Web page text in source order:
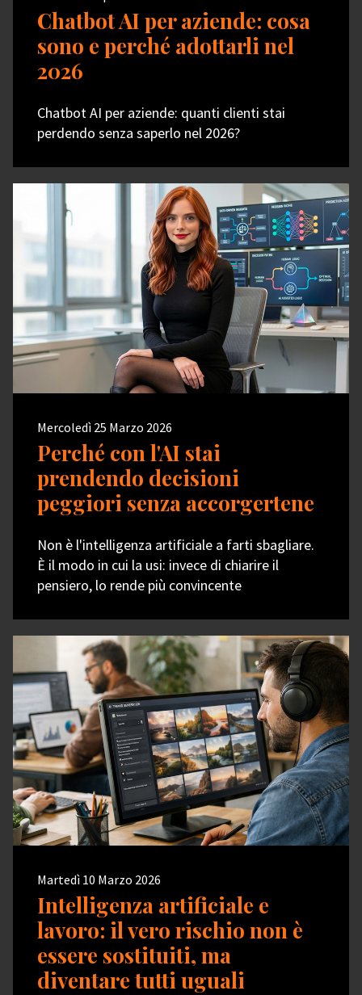
Chatbot AI per aziende: cosa
sono e perché adottarli nel
2026
Chatbot AI per aziende: quanti clienti stai
perdendo senza saperlo nel 2026?
Mercoledì 25 Marzo 2026
Perché con l'AI stai
prendendo decisioni
peggiori senza accorgertene
Non è l'intelligenza artificiale a farti sbagliare.
È il modo in cui la usi: invece di chiarire il
pensiero, lo rende più convincente
Martedì 10 Marzo 2026
Intelligenza artificiale e
lavoro: il vero rischio non è
essere sostituiti, ma
diventare tutti uguali